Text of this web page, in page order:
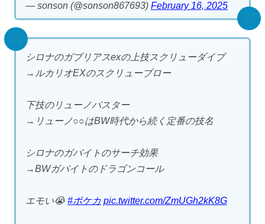
— sonson (@sonson867693) February 16, 2025
シロナのガブリアスexの上技スクリューダイブ
→ルカリオEXのスクリューブロー
下技のリューノバスター
→リューノ○○はBW時代から続く定番の技名
シロナのガバイトのサーチ効果
→BWガバイトのドラゴンコール
エモい😭 #ポケカ pic.twitter.com/ZmUGh2kK8G